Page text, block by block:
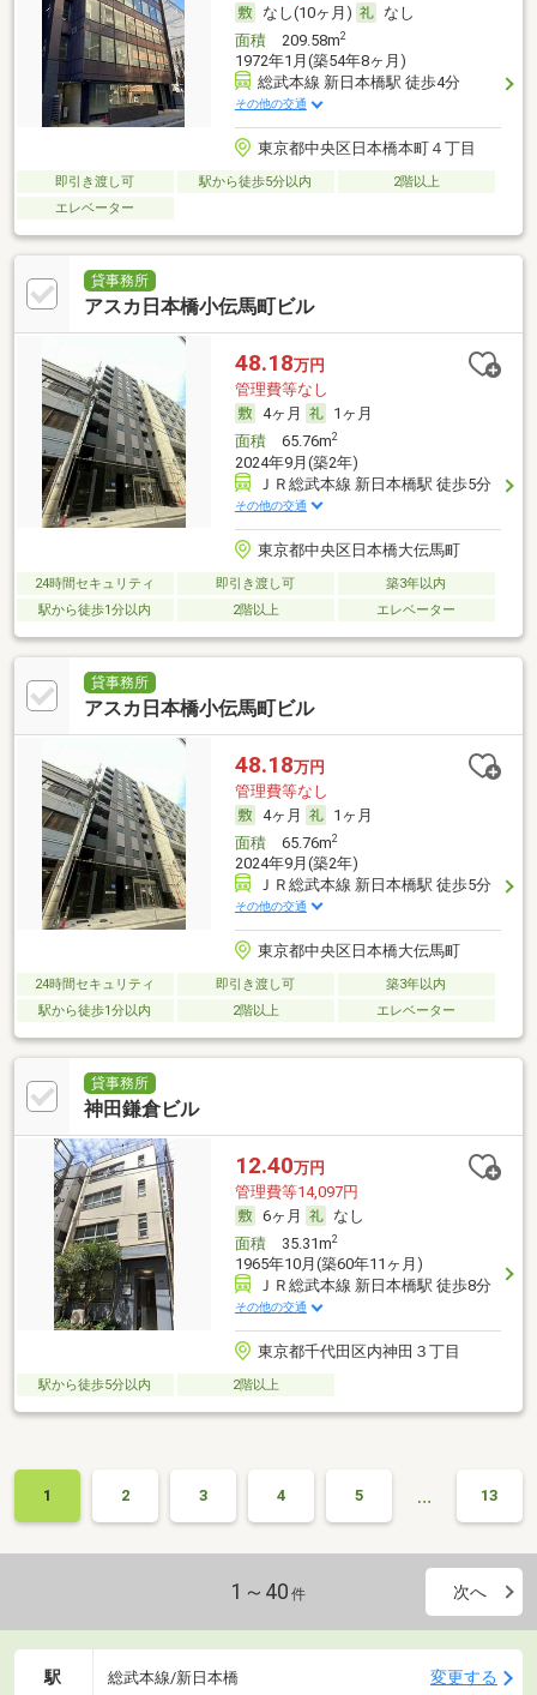
なし(10ヶ月)
なし
面積209.58m2
1972年1月(築54年8ヶ月)
総武本線 新日本橋駅 徒歩4分
その他の交通
東京都中央区日本橋本町４丁目
即引き渡し可 駅から徒歩5分以内
2階以上
エレベーター
貸事務所
アスカ日本橋小伝馬町ビル
48.18万円
管理費等なし
4ヶ月
1ヶ月
面積65.76m2
2024年9月(築2年)
ＪＲ総武本線 新日本橋駅 徒歩5分
その他の交通
東京都中央区日本橋大伝馬町
24時間セキュリティ 即引き渡し可
築3年以内
駅から徒歩1分以内
2階以上 エレベーター
貸事務所
アスカ日本橋小伝馬町ビル
48.18万円
管理費等なし
4ヶ月
1ヶ月
面積65.76m2
2024年9月(築2年)
ＪＲ総武本線 新日本橋駅 徒歩5分
その他の交通
東京都中央区日本橋大伝馬町
24時間セキュリティ 即引き渡し可
築3年以内
駅から徒歩1分以内
2階以上 エレベーター
貸事務所
神田鎌倉ビル
12.40万円
管理費等14,097円
6ヶ月
なし
面積35.31m2
1965年10月(築60年11ヶ月)
ＪＲ総武本線 新日本橋駅 徒歩8分
その他の交通
東京都千代田区内神田３丁目
駅から徒歩5分以内 2階以上
1 2 3 4 5 … 13
1～40 件 次へ
駅 総武本線/新日本橋 変更する